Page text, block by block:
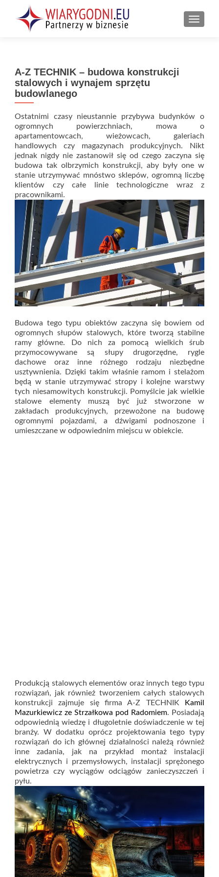
A-Z TECHNIK – budowa konstrukcji
stalowych i wynajem sprzętu
budowlanego
Ostatnimi czasy nieustannie przybywa budynków o
ogromnych powierzchniach, mowa o
apartamentowcach, wieżowcach, galeriach
handlowych czy magazynach produkcyjnych. Nikt
jednak nigdy nie zastanowił się od czego zaczyna się
budowa tak olbrzymich konstrukcji, aby były one w
stanie utrzymywać mnóstwo sklepów, ogromną liczbę
klientów czy całe linie technologiczne wraz z
pracownikami.
Budowa tego typu obiektów zaczyna się bowiem od
ogromnych słupów stalowych, które tworzą stabilne
ramy główne. Do nich za pomocą wielkich śrub
przymocowywane są słupy drugorzędne, rygle
dachowe oraz inne różnego rodzaju niezbędne
usztywnienia. Dzięki takim właśnie ramom i stelażom
będą w stanie utrzymywać stropy i kolejne warstwy
tych niesamowitych konstrukcji. Pomyślcie jak wielkie
stalowe elementy muszą być już stworzone w
zakładach produkcyjnych, przewożone na budowę
ogromnymi pojazdami, a dźwigami podnoszone i
umieszczane w odpowiednim miejscu w obiekcie.
Produkcją stalowych elementów oraz innych tego typu
rozwiązań, jak również tworzeniem całych stalowych
konstrukcji zajmuje się firma A-Z TECHNIK
Kamil
Mazurkiewicz ze Strzałkowa pod Radomiem. Posiadają
odpowiednią wiedzę i długoletnie doświadczenie w tej
branży. W dodatku oprócz projektowania tego typy
rozwiązań do ich głównej działalności należą również
inne zadania, jak na przykład montaż instalacji
elektrycznych i przemysłowych, instalacji sprężonego
powietrza czy wyciągów odciągów zanieczyszczeń i
pyłu.